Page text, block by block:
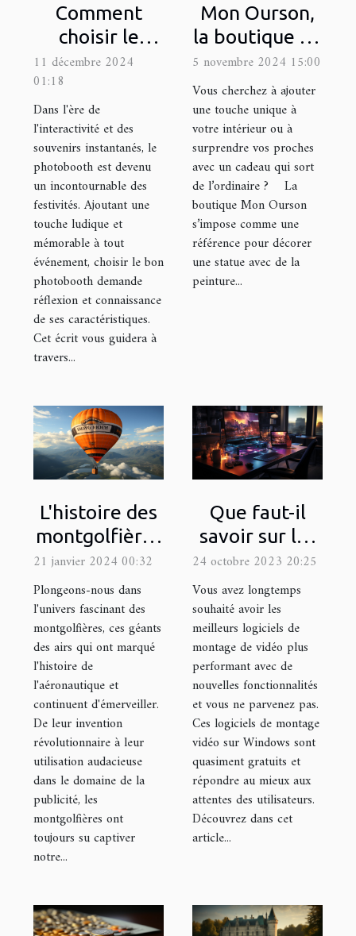
Comment
choisir le
photobooth
idéal pour
votre
prochain
événement
11 décembre 2024
01:18
Dans l'ère de
l'interactivité et des
souvenirs instantanés, le
photobooth est devenu
un incontournable des
festivités. Ajoutant une
touche ludique et
mémorable à tout
événement, choisir le bon
photobooth demande
réflexion et connaissance
de ses caractéristiques.
Cet écrit vous guidera à
travers...
Mon Ourson,
la boutique en
ligne de
référence
pour décorer
une statue
avec de la
peinture !
5 novembre 2024 15:00
Vous cherchez à ajouter
une touche unique à
votre intérieur ou à
surprendre vos proches
avec un cadeau qui sort
de l’ordinaire ? La
boutique Mon Ourson
s’impose comme une
référence pour décorer
une statue avec de la
peinture...
L'histoire des
montgolfières
et leur
utilisation
moderne dans
la publicité
21 janvier 2024 00:32
Plongeons-nous dans
l'univers fascinant des
montgolfières, ces géants
des airs qui ont marqué
l'histoire de
l'aéronautique et
continuent d'émerveiller.
De leur invention
révolutionnaire à leur
utilisation audacieuse
dans le domaine de la
publicité, les
montgolfières ont
toujours su captiver
notre...
Que faut-il
savoir sur les
logiciels de
montage de
vidéo ?
24 octobre 2023 20:25
Vous avez longtemps
souhaité avoir les
meilleurs logiciels de
montage de vidéo plus
performant avec de
nouvelles fonctionnalités
et vous ne parvenez pas.
Ces logiciels de montage
vidéo sur Windows sont
quasiment gratuits et
répondre au mieux aux
attentes des utilisateurs.
Découvrez dans cet
article...